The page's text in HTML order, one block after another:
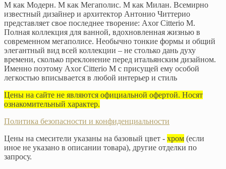
M как Модерн. M как Мегаполис. M как Милан. Всемирно
известный дизайнер и архитектор Антонио Читтерио
представляет свое последнее творение: Axor Citterio M.
Полная коллекция для ванной, вдохновленная жизнью в
современном мегаполисе. Необычно тонкие формы и общий
элегантный вид всей коллекции – не столько дань духу
времени, сколько преклонение перед итальянским дизайном.
Именно поэтому Axor Citterio M c присущей ему особой
легкостью вписывается в любой интерьер и стиль
Цены на сайте не являются официальной офертой. Носят
ознакомительный характер.
Политика безопасности и конфиденциальности
Цены на смесители указаны на базовый цвет - хром (если
иное не указано в описании товара), другие отделки по
запросу.